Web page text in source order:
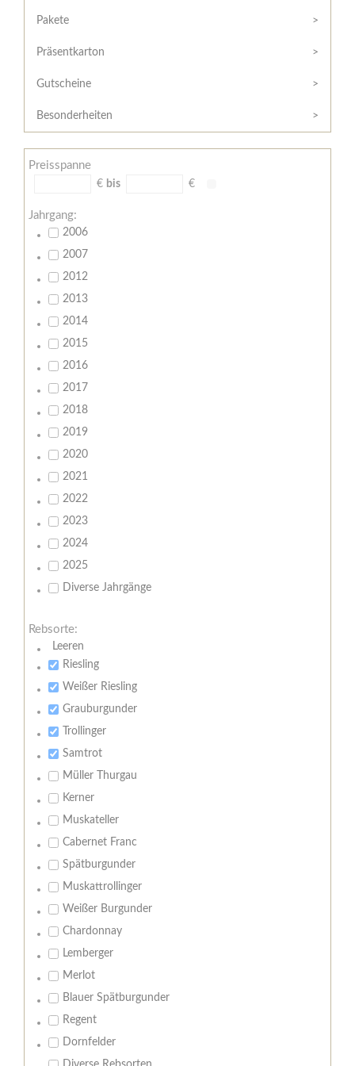
/
Widerrufsformular
AGB
Zahlungsbedingungen
Meine
Pakete
Präsentkarton
Gutscheine
Besonderheiten
Preisspanne
€ bis €
Jahrgang:
2006
2007
2012
2013
2014
2015
2016
2017
2018
2019
2020
2021
2022
2023
2024
2025
Diverse Jahrgänge
Rebsorte:
Leeren
Riesling
Weißer Riesling
Grauburgunder
Trollinger
Samtrot
Müller Thurgau
Kerner
Muskateller
Cabernet Franc
Spätburgunder
Muskattrollinger
Weißer Burgunder
Chardonnay
Lemberger
Merlot
Blauer Spätburgunder
Regent
Dornfelder